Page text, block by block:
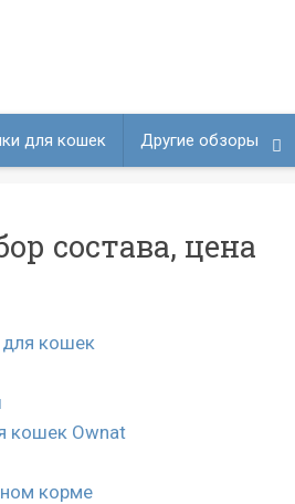
для кошек Другие обзоры
состава, цена
кошек
кошек Ownat
корме